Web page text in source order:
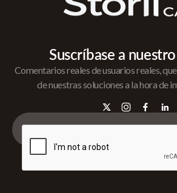
Suscríbase a
Comentarios reales de usuarios reales,
de nuestras soluciones a la hora de